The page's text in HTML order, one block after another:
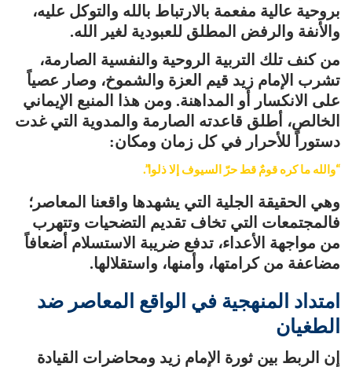
بروحية عالية مفعمة بالارتباط بالله والتوكل عليه،
والأنفة والرفض المطلق للعبودية لغير الله.
من كنف تلك التربية الروحية والنفسية الصارمة،
تشرب الإمام زيد قيم العزة والشموخ، وصار عصياً
على الانكسار أو المداهنة. ومن هذا المنبع الإيماني
الخالص، أطلق قاعدته الصارمة والمدوية التي غدت
دستوراً للأحرار في كل زمان ومكان:
“والله ما كره قومٌ قط حرّ السيوف إلا ذلوا”.
وهي الحقيقة الجلية التي يشهدها واقعنا المعاصر؛
فالمجتمعات التي تخاف تقديم التضحيات وتتهرب
من مواجهة الأعداء، تدفع ضريبة الاستسلام أضعافاً
مضاعفة من كرامتها، وأمنها، واستقلالها.
امتداد المنهجية في الواقع المعاصر ضد
الطغيان
إن الربط بين ثورة الإمام زيد ومحاضرات القيادة